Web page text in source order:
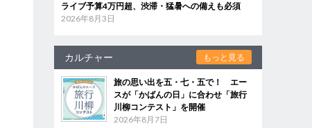
ライブ予算4万円超、渋滞・猛暑への備えも必須
2026年8月3日
カルチャー もっと見る
旅の思い出を五・七・五で！ エー
スが「かばんの日」に合わせ「旅行
川柳コンテスト」を開催
2026年8月7日